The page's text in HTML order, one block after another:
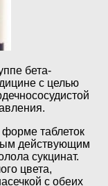
бета-
с целью
таблеток
действующим
сукцинат.
цвета,
с обеих